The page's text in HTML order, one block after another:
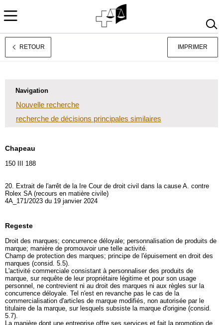
Deutsch
RETOUR IMPRIMER
Navigation
Nouvelle recherche
recherche de décisions principales similaires
Chapeau
150 III 188
20. Extrait de l'arrêt de la Ire Cour de droit civil dans la cause A. contre
Rolex SA (recours en matière civile)
4A_171/2023 du 19 janvier 2024
Regeste
Droit des marques; concurrence déloyale; personnalisation de produits de
marque; manière de promouvoir une telle activité.
Champ de protection des marques; principe de l'épuisement en droit des
marques (consid. 5.5).
L'activité commerciale consistant à personnaliser des produits de
marque, sur requête de leur propriétaire légitime et pour son usage
personnel, ne contrevient ni au droit des marques ni aux règles sur la
concurrence déloyale. Tel n'est en revanche pas le cas de la
commercialisation d'articles de marque modifiés, non autorisée par le
titulaire de la marque, sur lesquels subsiste la marque d'origine (consid.
5.7).
La manière dont une entreprise offre ses services et fait la promotion de